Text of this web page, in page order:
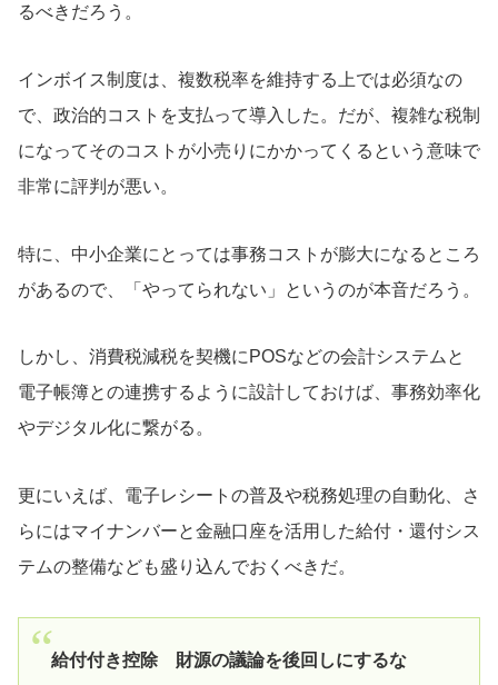
るべきだろう。
インボイス制度は、複数税率を維持する上では必須なの
で、政治的コストを支払って導入した。だが、複雑な税制
になってそのコストが小売りにかかってくるという意味で
非常に評判が悪い。
特に、中小企業にとっては事務コストが膨大になるところ
があるので、「やってられない」というのが本音だろう。
しかし、消費税減税を契機にPOSなどの会計システムと
電子帳簿との連携するように設計しておけば、事務効率化
やデジタル化に繋がる。
更にいえば、電子レシートの普及や税務処理の自動化、さ
らにはマイナンバーと金融口座を活用した給付・還付シス
テムの整備なども盛り込んでおくべきだ。
給付付き控除 財源の議論を後回しにするな